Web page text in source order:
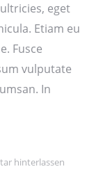
eget
Etiam eu
Fusce
vulputate
In
hinterlassen